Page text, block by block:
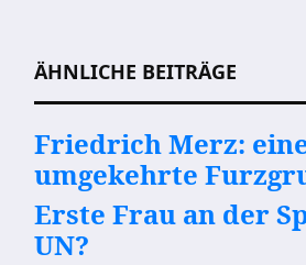
ÄHNLICHE BEITRÄGE
Friedrich Merz:
umgekehrte
Erste Frau an der
UN?